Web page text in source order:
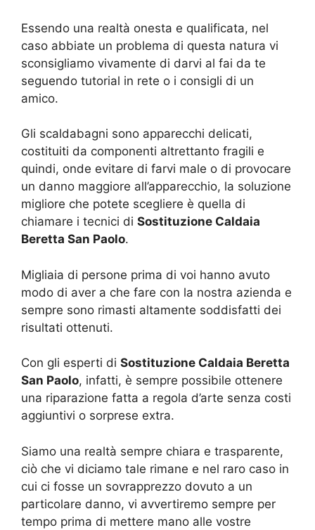
Essendo una realtà onesta e qualificata, nel
caso abbiate un problema di questa natura vi
sconsigliamo vivamente di darvi al fai da te
seguendo tutorial in rete o i consigli di un
amico.
Gli scaldabagni sono apparecchi delicati,
costituiti da componenti altrettanto fragili e
quindi, onde evitare di farvi male o di provocare
un danno maggiore all’apparecchio, la soluzione
migliore che potete scegliere è quella di
chiamare i tecnici di Sostituzione Caldaia
Beretta San Paolo.
Migliaia di persone prima di voi hanno avuto
modo di aver a che fare con la nostra azienda e
sempre sono rimasti altamente soddisfatti dei
risultati ottenuti.
Con gli esperti di Sostituzione Caldaia Beretta
San Paolo, infatti, è sempre possibile ottenere
una riparazione fatta a regola d’arte senza costi
aggiuntivi o sorprese extra.
Siamo una realtà sempre chiara e trasparente,
ciò che vi diciamo tale rimane e nel raro caso in
cui ci fosse un sovrapprezzo dovuto a un
particolare danno, vi avvertiremo sempre per
tempo prima di mettere mano alle vostre